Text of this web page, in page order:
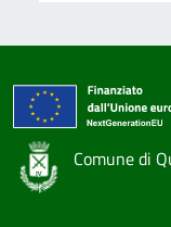
Comune di